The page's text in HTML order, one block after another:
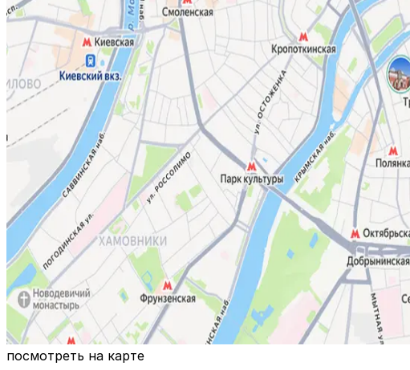
посмотреть на карте